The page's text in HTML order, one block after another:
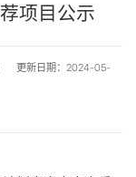
项目公示
更新日期：2024-05-